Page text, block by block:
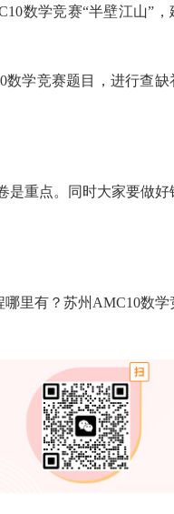
数学竞赛“半壁江山”，
数学竞赛题目，进行查缺
是重点。同时大家要做好
里有？苏州AMC10数学